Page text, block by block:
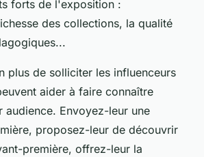
forts de l'exposition :
des collections, la qualité
plus de solliciter les influenceurs
aider à faire connaître
audience. Envoyez-leur une
proposez-leur de découvrir
première, offrez-leur la